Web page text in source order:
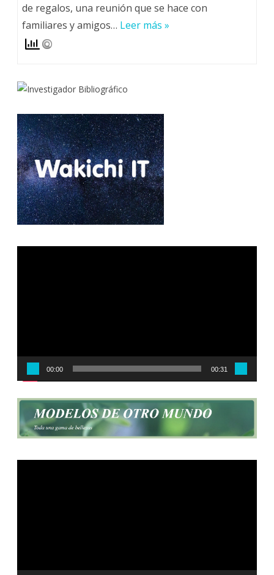
de regalos, una reunión que se hace con
familiares y amigos… Leer más »
Reproductor
00:00 00:31
Reproductor